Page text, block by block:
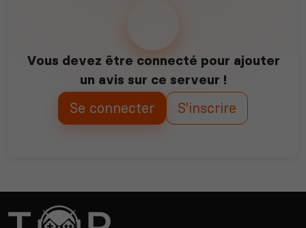
Vous devez être connecté pour ajouter
un avis sur ce serveur !
Se connecter S'inscrire